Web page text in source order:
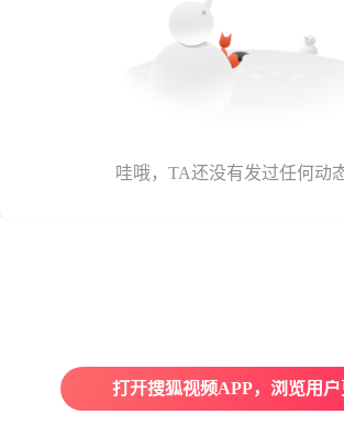
哇哦，TA还没有发过任何动
打开搜狐视频APP，浏览用